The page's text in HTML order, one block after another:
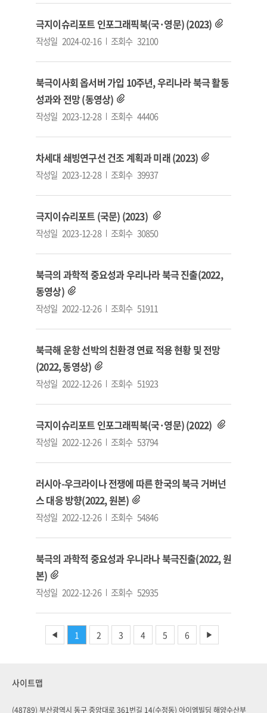
극지이슈리포트 인포그래픽북(국·영문) (2023)
작성일 2024-02-16 조회수 32100
북극이사회 옵서버 가입 10주년, 우리나라 북극 활동
성과와 전망 (동영상)
작성일 2023-12-28 조회수 44406
차세대 쇄빙연구선 건조 계획과 미래 (2023)
작성일 2023-12-28 조회수 39937
극지이슈리포트 (국문) (2023)
작성일 2023-12-28 조회수 30850
북극의 과학적 중요성과 우리나라 북극 진출(2022,
동영상)
작성일 2022-12-26 조회수 51911
북극해 운항 선박의 친환경 연료 적용 현황 및 전망
(2022, 동영상)
작성일 2022-12-26 조회수 51923
극지이슈리포트 인포그래픽북(국·영문) (2022)
작성일 2022-12-26 조회수 53794
러시아-우크라이나 전쟁에 따른 한국의 북극 거버넌
스 대응 방향(2022, 원본)
작성일 2022-12-26 조회수 54846
북극의 과학적 중요성과 우니라나 북극진출(2022, 원
본)
작성일 2022-12-26 조회수 52935
◀ 1 2 3 4 5 6 ▶
사이트맵
(48789) 부산광역시 동구 중앙대로 361번길 14(수정동) 아이엠빌딩 해양수산부